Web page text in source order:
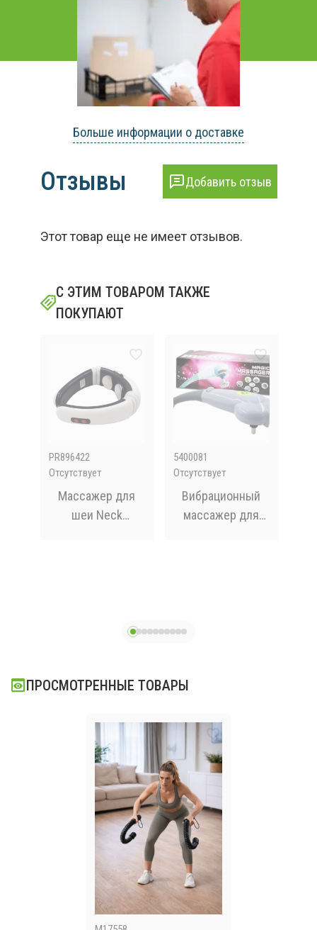
Больше информации о доставке
Отзывы Добавить отзыв
Этот товар еще не имеет отзывов.
С ЭТИМ ТОВАРОМ ТАКЖЕ
ПОКУПАЮТ
PR896422
Отсутствует
Массажер для
шеи Neck
5400081
Отсутствует
Вибрационный
массажер для
ПРОСМОТРЕННЫЕ ТОВАРЫ